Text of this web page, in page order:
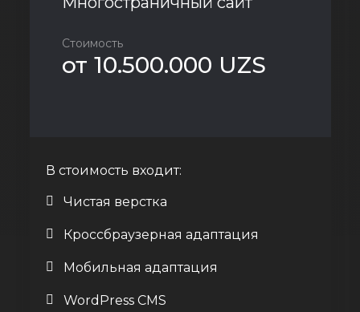
от 10.500.000 UZS
Стоимость
В стоимость входит:
Чистая верстка
Кроссбраузерная адаптация
Мобильная адаптация
WordPress CMS